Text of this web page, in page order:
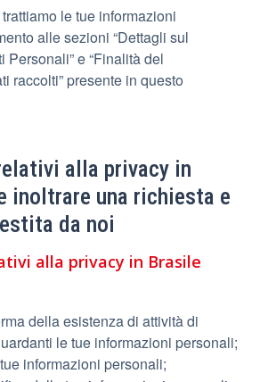
le tue informazioni
alle sezioni “Dettagli sul
Personali” e “Finalità del
raccolti” presente in questo
alla privacy in
inoltrare una richiesta e
da noi
alla privacy in Brasile
della esistenza di attività di
le tue informazioni personali;
informazioni personali;